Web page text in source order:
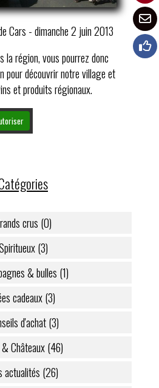
Cars - dimanche 2 juin 2013
la région, vous pourrez donc
pour découvrir notre village et
et produits régionaux.
crus (0)
(3)
& bulles (1)
cadeaux (3)
d'achat (3)
Châteaux (46)
actualités (26)